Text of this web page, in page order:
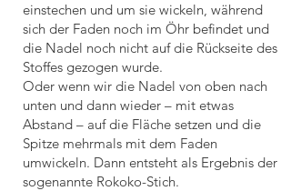
einstechen und um sie wickeln, während
sich der Faden noch im Öhr befindet und
die Nadel noch nicht auf die Rückseite des
Stoffes gezogen wurde.
Oder wenn wir die Nadel von oben nach
unten und dann wieder – mit etwas
Abstand – auf die Fläche setzen und die
Spitze mehrmals mit dem Faden
umwickeln. Dann entsteht als Ergebnis der
sogenannte Rokoko-Stich.